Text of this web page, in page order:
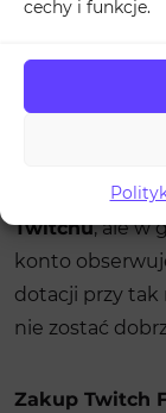
cechy i funkcje.
reklamodawcy
Duża liczba
niezbędna, aby
z
Twitchu, ale w
konto
dotacji przy tak
nie zostać
Zakup Twitch